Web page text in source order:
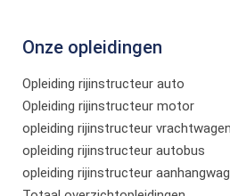
Onze opleidingen
Opleiding rijinstructeur auto
Opleiding rijinstructeur motor
opleiding rijinstructeur vrachtwagen
opleiding rijinstructeur autobus
opleiding rijinstructeur